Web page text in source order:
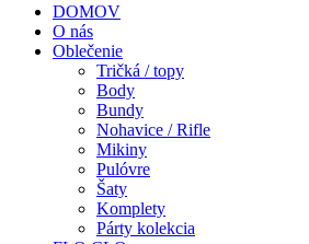
DOMOV
O nás
Oblečenie
Tričká / topy
Body
Bundy
Nohavice / Rifle
Mikiny
Pulóvre
Šaty
Komplety
Párty kolekcia